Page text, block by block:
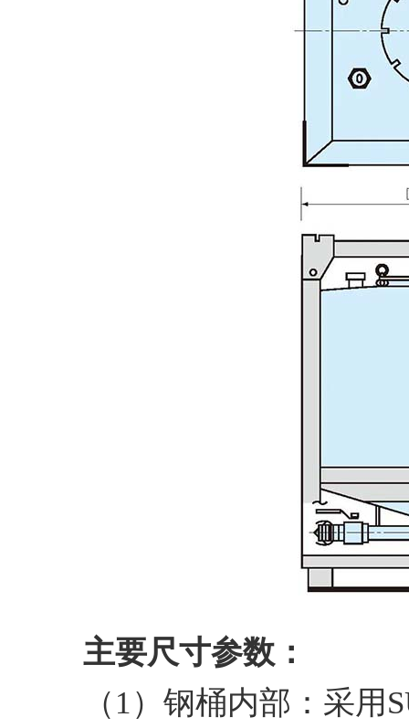
主要尺寸参数：
（1）钢桶内部：采用